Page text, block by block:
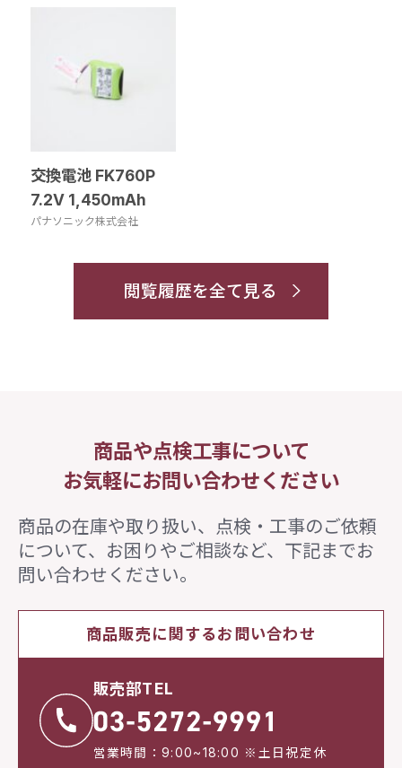
交換電池 FK760P
7.2V 1,450mAh
パナソニック株式会社
閲覧履歴を全て見る
商品や点検工事について
お気軽にお問い合わせください
商品の在庫や取り扱い、点検・工事のご依頼
について、 お困りやご相談など、下記までお
問い合わせください。
商品販売に関するお問い合わせ
販売部TEL
営業時間：9:00~18:00 ※土日祝定休